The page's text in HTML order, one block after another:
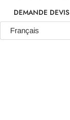
DEMANDE DEVIS